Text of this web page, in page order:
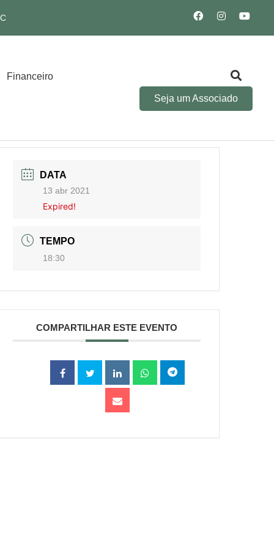
Financeiro
Seja um Associado
DATA
13 abr 2021
Expired!
TEMPO
18:30
COMPARTILHAR ESTE EVENTO